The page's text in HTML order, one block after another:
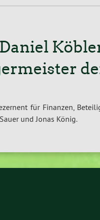
für Finanzen,
und Jonas König.